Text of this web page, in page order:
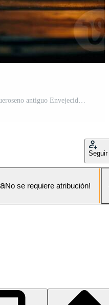
Seguir
No se requiere atribución!